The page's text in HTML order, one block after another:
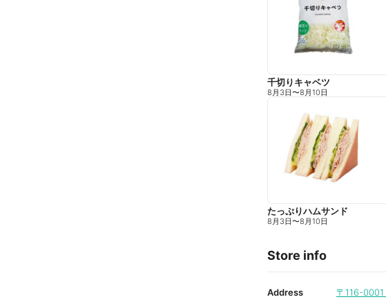
千切りキャベツ
8月3日〜8月10日
たっぷりハムサンド
8月3日〜8月10日
Store info
Address 〒116-0001